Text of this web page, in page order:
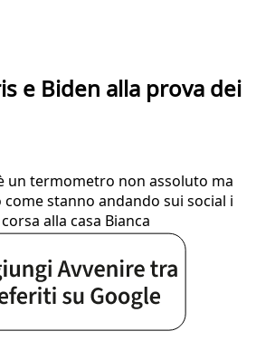
e Biden alla prova dei
un termometro non assoluto ma
come stanno andando sui social i
alla casa Bianca